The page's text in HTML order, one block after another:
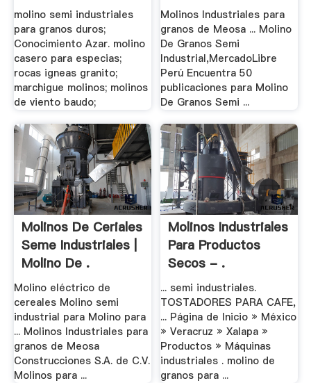
molino semi industriales
para granos duros;
Conocimiento Azar. molino
casero para especias;
rocas igneas granito;
marchigue molinos; molinos
de viento baudo;
Molinos Industriales para
granos de Meosa ... Molino
De Granos Semi
Industrial,MercadoLibre
Perú Encuentra 50
publicaciones para Molino
De Granos Semi ...
Molinos De Ceriales
Seme Industriales |
Molino De .
Molino eléctrico de
cereales Molino semi
industrial para Molino para
... Molinos Industriales para
granos de Meosa
Construcciones S.A. de C.V.
Molinos para ...
Molinos Industriales
Para Productos
Secos - .
... semi industriales.
TOSTADORES PARA CAFE,
... Página de Inicio » México
» Veracruz » Xalapa »
Productos » Máquinas
industriales . molino de
granos para ...